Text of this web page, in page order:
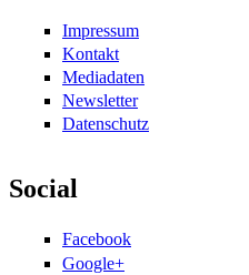
Impressum
Kontakt
Mediadaten
Newsletter
Datenschutz
Social
Facebook
Google+